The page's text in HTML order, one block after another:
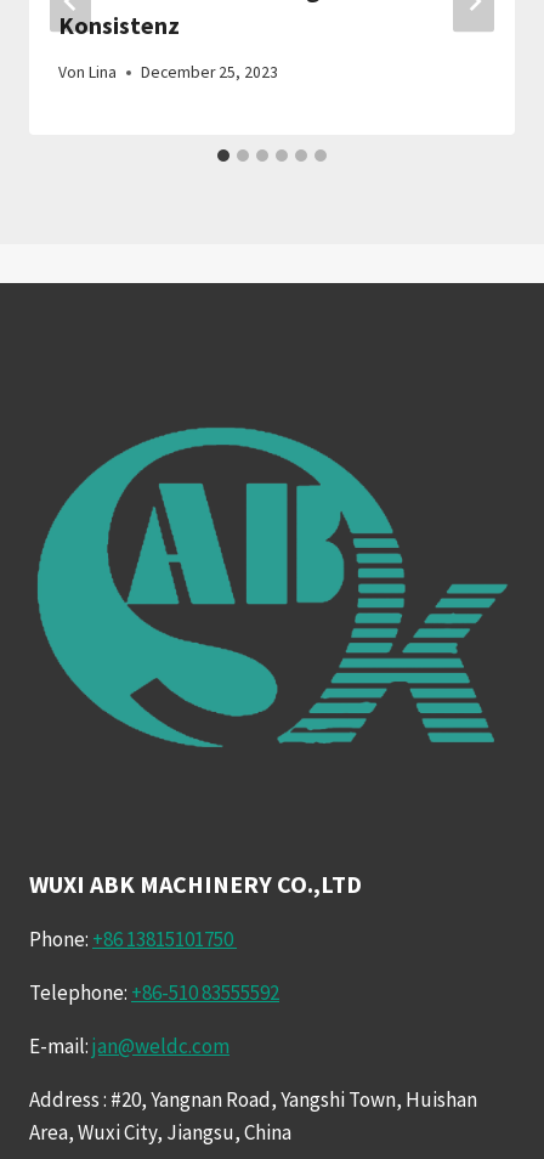
Konsistenz
Von Lina December 25, 2023
WUXI ABK MACHINERY CO.,LTD
Phone: +86 13815101750
Telephone: +86-510 83555592
E-mail:jan@weldc.com
Address : #20, Yangnan Road, Yangshi Town, Huishan
Area, Wuxi City, Jiangsu, China